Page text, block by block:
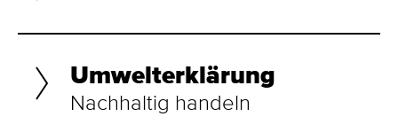
Umwelterklärung
Nachhaltig handeln